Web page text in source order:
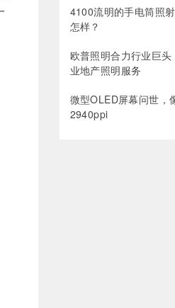
4100流明的手电筒照
怎样？
欧普照明合力行业巨
业地产照明服务
微型OLED屏幕问世，
2940ppi